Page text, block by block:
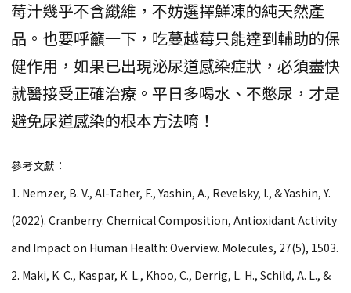
莓汁幾乎不含纖維，不妨選擇鮮凍的純天然產
品。也要呼籲一下，吃蔓越莓只能達到輔助的保
健作用，如果已出現泌尿道感染症狀，必須盡快
就醫接受正確治療。平日多喝水、不憋尿，才是
避免尿道感染的根本方法唷！
參考文獻：
1. Nemzer, B. V., Al-Taher, F., Yashin, A., Revelsky, I., & Yashin, Y.
(2022). Cranberry: Chemical Composition, Antioxidant Activity
and Impact on Human Health: Overview. Molecules, 27(5), 1503.
2. Maki, K. C., Kaspar, K. L., Khoo, C., Derrig, L. H., Schild, A. L., &